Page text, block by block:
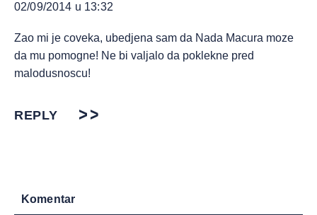
02/09/2014 u 13:32
Zao mi je coveka, ubedjena sam da Nada Macura moze
da mu pomogne! Ne bi valjalo da poklekne pred
malodusnoscu!
REPLY
Komentar